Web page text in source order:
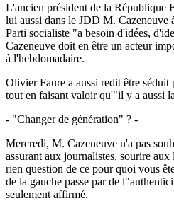
L'ancien président de la République
lui aussi dans le JDD M. Cazeneuve
Parti socialiste "a besoin d'idées,
Cazeneuve doit en être un acteur
à l'hebdomadaire.
Olivier Faure a aussi redit être séduit
tout en faisant valoir qu'"il y a aussi
- "Changer de génération" ? -
Mercredi, M. Cazeneuve n'a pas
assurant aux journalistes, sourire
rien question de ce pour quoi vous
de la gauche passe par de
seulement affirmé.